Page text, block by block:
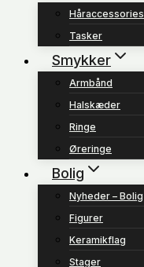
Håraccessories
Tasker
Smykker
Armbånd
Halskæder
Ringe
Øreringe
Bolig
Nyheder – Bolig
Figurer
Keramikflag
Stager